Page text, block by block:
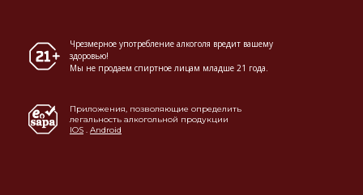
Чрезмерное употребление алкоголя вредит вашему
здоровью!
Мы не продаем спиртное лицам младше 21 года.
Приложения, позволяющие определить
легальность алкогольной продукции
IOS . Android